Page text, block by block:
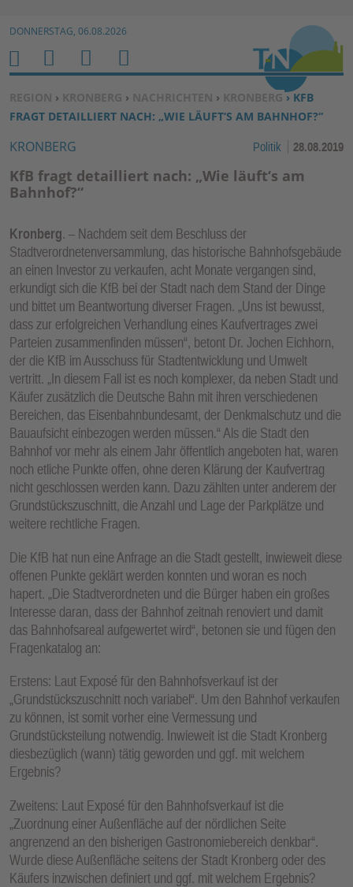
Zum Inhalt springen ↓
DONNERSTAG, 06.08.2026
SIE BEFINDEN SICH HIER:
REGION › KRONBERG › NACHRICHTEN › KRONBERG› KFB
FRAGT DETAILLIERT NACH: „WIE LÄUFT‘S AM BAHNHOF?“
KRONBERG Politik 28.08.2019
KfB fragt detailliert nach: „Wie läuft‘s am
Bahnhof?“
Kronberg. – Nachdem seit dem Beschluss der
Stadtverordnetenversammlung, das historische Bahnhofsgebäude
an einen Investor zu verkaufen, acht Monate vergangen sind,
erkundigt sich die KfB bei der Stadt nach dem Stand der Dinge
und bittet um Beantwortung diverser Fragen. „Uns ist bewusst,
dass zur erfolgreichen Verhandlung eines Kaufvertrages zwei
Parteien zusammenfinden müssen“, betont Dr. Jochen Eichhorn,
der die KfB im Ausschuss für Stadtentwicklung und Umwelt
vertritt. „In diesem Fall ist es noch komplexer, da neben Stadt und
Käufer zusätzlich die Deutsche Bahn mit ihren verschiedenen
Bereichen, das Eisenbahnbundesamt, der Denkmalschutz und die
Bauaufsicht einbezogen werden müssen.“ Als die Stadt den
Bahnhof vor mehr als einem Jahr öffentlich angeboten hat, waren
noch etliche Punkte offen, ohne deren Klärung der Kaufvertrag
nicht geschlossen werden kann. Dazu zählten unter anderem der
Grundstückszuschnitt, die Anzahl und Lage der Parkplätze und
weitere rechtliche Fragen.
Die KfB hat nun eine Anfrage an die Stadt gestellt, inwieweit diese
offenen Punkte geklärt werden konnten und woran es noch
hapert. „Die Stadtverordneten und die Bürger haben ein großes
Interesse daran, dass der Bahnhof zeitnah renoviert und damit
das Bahnhofsareal aufgewertet wird“, betonen sie und fügen den
Fragenkatalog an:
Erstens: Laut Exposé für den Bahnhofsverkauf ist der
„Grundstückszuschnitt noch variabel“. Um den Bahnhof verkaufen
zu können, ist somit vorher eine Vermessung und
Grundstücksteilung notwendig. Inwieweit ist die Stadt Kronberg
diesbezüglich (wann) tätig geworden und ggf. mit welchem
Ergebnis?
Zweitens: Laut Exposé für den Bahnhofsverkauf ist die
„Zuordnung einer Außenfläche auf der nördlichen Seite
angrenzend an den bisherigen Gastronomiebereich denkbar“.
Wurde diese Außenfläche seitens der Stadt Kronberg oder des
Käufers inzwischen definiert und ggf. mit welchem Ergebnis?
H
O
M
E
M
E
N
U
S
U
C
N
B
E
N
Z
F
U
N
K
TI
O
N
E
N